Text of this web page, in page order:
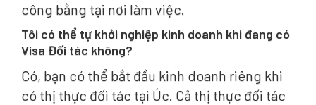
công bằng tại nơi làm việc.
Tôi có thể tự khởi nghiệp kinh doanh khi đang có
Visa Đối tác không?
Có, bạn có thể bắt đầu kinh doanh riêng khi
có thị thực đối tác tại Úc. Cả thị thực đối tác